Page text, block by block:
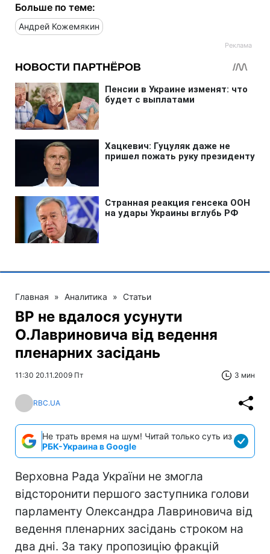
Больше по теме:
Андрей Кожемякин
Главная » Аналитика » Статьи
ВР не вдалося усунути
О.Лавриновича від ведення
пленарних засідань
11:30 20.11.2009 Пт 3 мин
RBC.UA
Не трать время на шум! Читай только суть из
РБК-Украина в Google
Верховна Рада України не змогла
відсторонити першого заступника голови
парламенту Олександра Лавриновича від
ведення пленарних засідань строком на
два дні. За таку пропозицію фракцій